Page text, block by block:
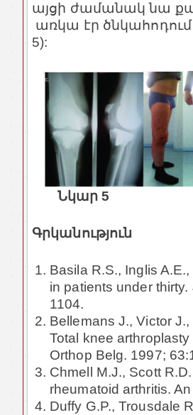
այցի ժամանակ նա
առկա էր
5):
Նկար 5
Գրկանություն
Bаsila R.S., Inglis
in patients under
1104.
Bellemans J., Victor
Total knee
Orthop Belg. 1997;
Chmell M.J., Scott
rheumatoid arthritis.
Duffy G.P., Trousdale